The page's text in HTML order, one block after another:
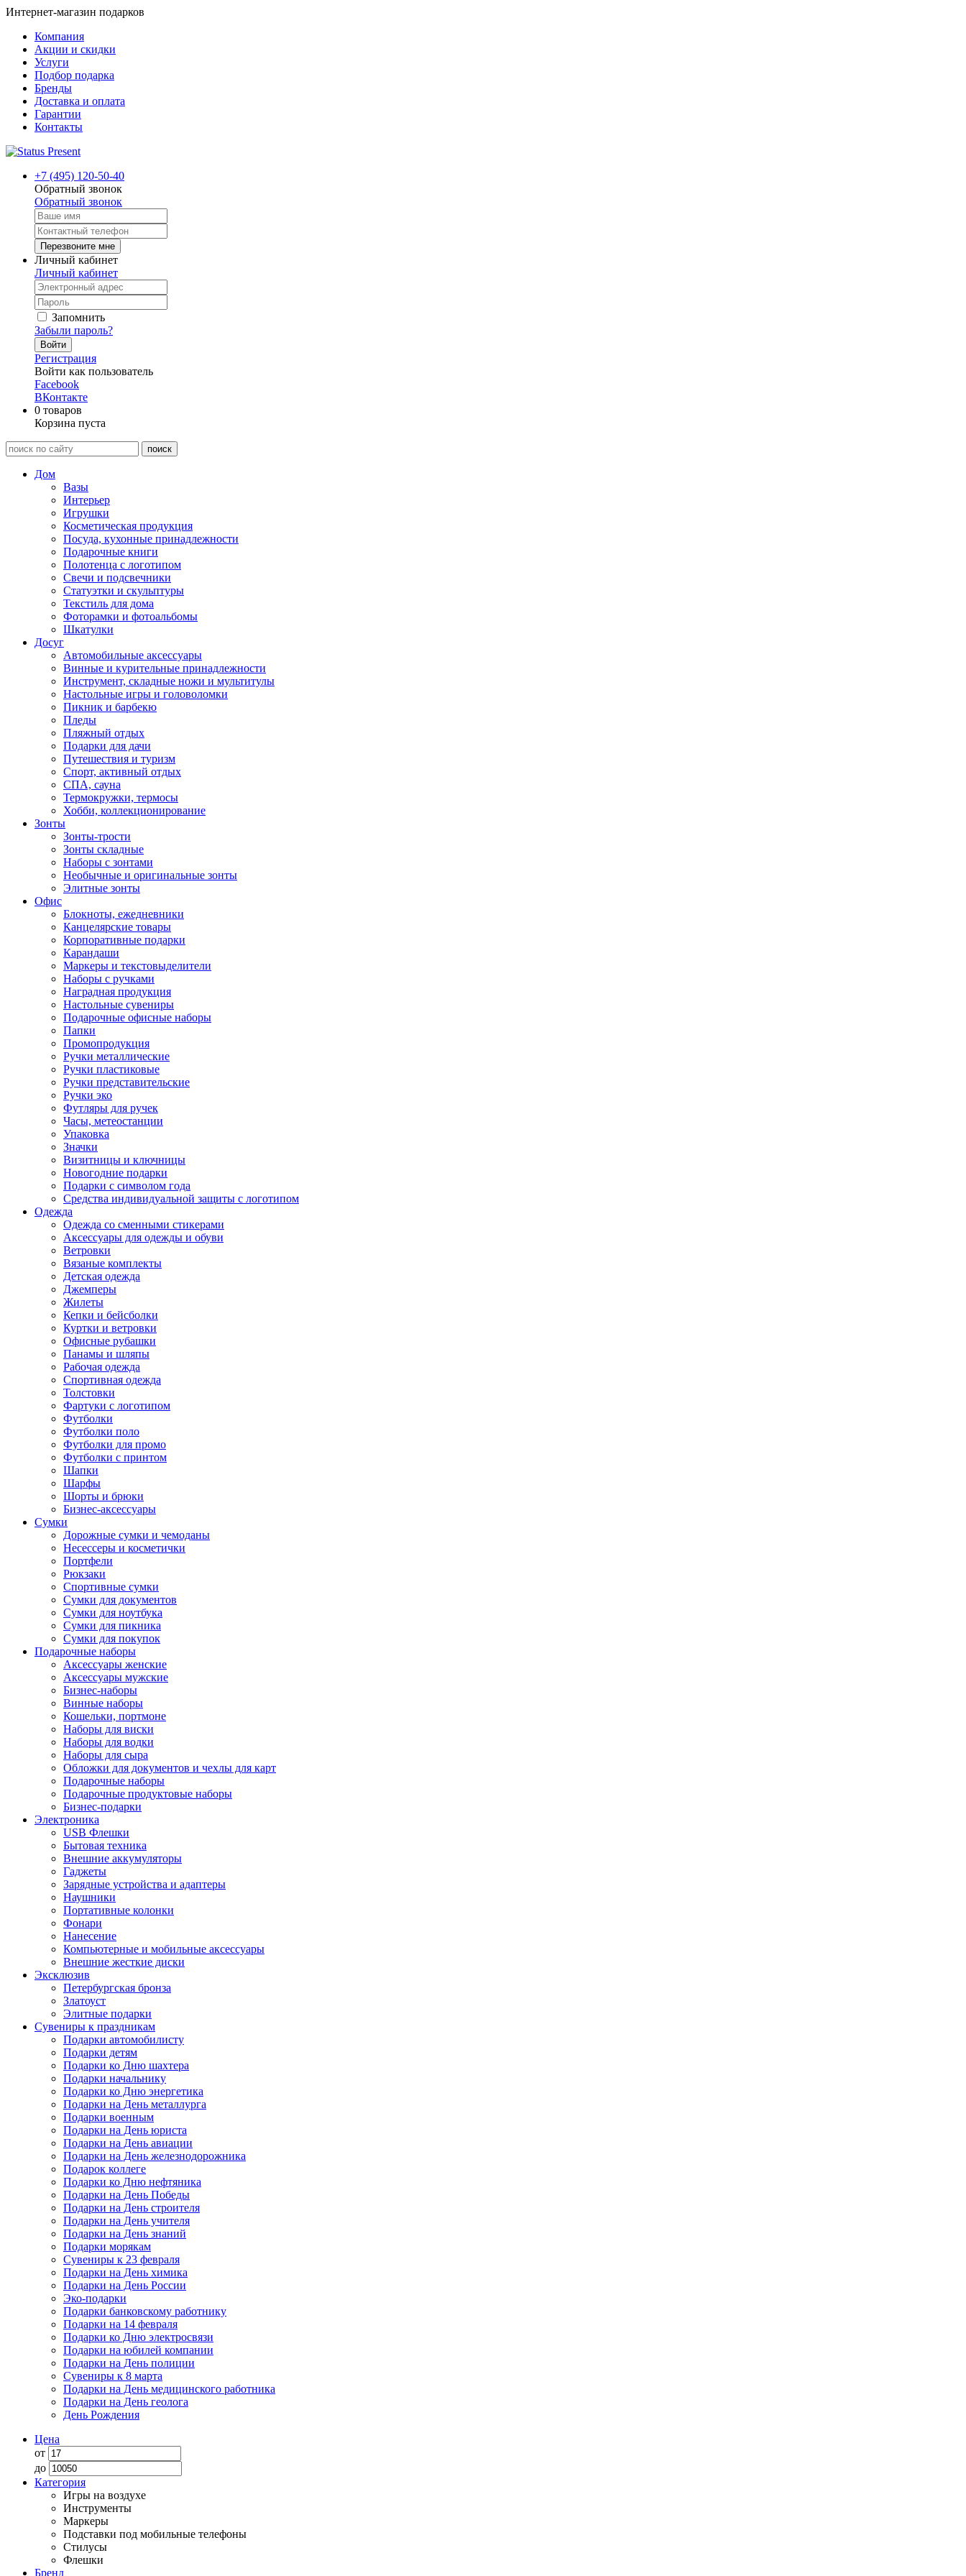
Интернет-магазин подарков
Компания
Акции и скидки
Услуги
Подбор подарка
Бренды
Доставка и оплата
Гарантии
Контакты
+7 (495) 120-50-40
Обратный звонок
Обратный звонок
Перезвоните мне
Личный кабинет
Личный кабинет
Запомнить
Забыли пароль?
Войти
Регистрация
Войти как пользователь
Facebook
ВКонтакте
0 товаров
Корзина пуста
Дом
Вазы
Интерьер
Игрушки
Косметическая продукция
Посуда, кухонные принадлежности
Подарочные книги
Полотенца с логотипом
Свечи и подсвечники
Статуэтки и скульптуры
Текстиль для дома
Фоторамки и фотоальбомы
Шкатулки
Досуг
Автомобильные аксессуары
Винные и курительные принадлежности
Инструмент, складные ножи и мультитулы
Настольные игры и головоломки
Пикник и барбекю
Пледы
Пляжный отдых
Подарки для дачи
Путешествия и туризм
Спорт, активный отдых
СПА, сауна
Термокружки, термосы
Хобби, коллекционирование
Зонты
Зонты-трости
Зонты складные
Наборы с зонтами
Необычные и оригинальные зонты
Элитные зонты
Офис
Блокноты, ежедневники
Канцелярские товары
Корпоративные подарки
Карандаши
Маркеры и текстовыделители
Наборы с ручками
Наградная продукция
Настольные сувениры
Подарочные офисные наборы
Папки
Промопродукция
Ручки металлические
Ручки пластиковые
Ручки представительские
Ручки эко
Футляры для ручек
Часы, метеостанции
Упаковка
Значки
Визитницы и ключницы
Новогодние подарки
Подарки с символом года
Средства индивидуальной защиты с логотипом
Одежда
Одежда со сменными стикерами
Аксессуары для одежды и обуви
Ветровки
Вязаные комплекты
Детская одежда
Джемперы
Жилеты
Кепки и бейсболки
Куртки и ветровки
Офисные рубашки
Панамы и шляпы
Рабочая одежда
Спортивная одежда
Толстовки
Фартуки с логотипом
Футболки
Футболки поло
Футболки для промо
Футболки с принтом
Шапки
Шарфы
Шорты и брюки
Бизнес-аксессуары
Сумки
Дорожные сумки и чемоданы
Несессеры и косметички
Портфели
Рюкзаки
Спортивные сумки
Сумки для документов
Сумки для ноутбука
Сумки для пикника
Сумки для покупок
Подарочные наборы
Аксессуары женские
Аксессуары мужские
Бизнес-наборы
Винные наборы
Кошельки, портмоне
Наборы для виски
Наборы для водки
Наборы для сыра
Обложки для документов и чехлы для карт
Подарочные наборы
Подарочные продуктовые наборы
Бизнес-подарки
Электроника
USB Флешки
Бытовая техника
Внешние аккумуляторы
Гаджеты
Зарядные устройства и адаптеры
Наушники
Портативные колонки
Фонари
Нанесение
Компьютерные и мобильные аксессуары
Внешние жесткие диски
Эксклюзив
Петербургская бронза
Златоуст
Элитные подарки
Сувениры к праздникам
Подарки автомобилисту
Подарки детям
Подарки ко Дню шахтера
Подарки начальнику
Подарки ко Дню энергетика
Подарки на День металлурга
Подарки военным
Подарки на День юриста
Подарки на День авиации
Подарки на День железнодорожника
Подарок коллеге
Подарки ко Дню нефтяника
Подарки на День Победы
Подарки на День строителя
Подарки на День учителя
Подарки на День знаний
Подарки морякам
Сувениры к 23 февраля
Подарки на День химика
Подарки на День России
Эко-подарки
Подарки банковскому работнику
Подарки на 14 февраля
Подарки ко Дню электросвязи
Подарки на юбилей компании
Подарки на День полиции
Сувениры к 8 марта
Подарки на День медицинского работника
Подарки на День геолога
День Рождения
Цена
от
до
Категория
Игры на воздухе
Инструменты
Маркеры
Подставки под мобильные телефоны
Стилусы
Флешки
Бренд